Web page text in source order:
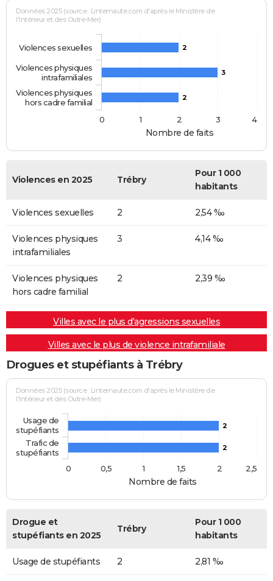
Nombre de faits
Données 2025 (source : Linternaute.com d'après le Ministère de
l'Intérieur et des Outre-Mer)
2
3
2
Violences sexuelles
Violences physiques
intrafamiliales
Violences physiques
hors cadre familial
0
1 2 3 4
Violences en 2025 Trébry
Pour 1 000
habitants
Violences sexuelles 2 2,54 ‰
Violences physiques
intrafamiliales
3 4,14 ‰
Violences physiques
hors cadre familial
2 2,39 ‰
Villes avec le plus d'agressions sexuelles
Villes avec le plus de violence intrafamiliale
Drogues et stupéfiants à Trébry
Nombre de faits
Données 2025 (source : Linternaute.com d'après le Ministère de
l'Intérieur et des Outre-Mer)
2
2
Usage de
stupéfiants
Trafic de
stupéfiants
0
0,5 1 1,5 2 2,5
Drogue et
stupéfiants en 2025
Trébry
Pour 1 000
habitants
Usage de stupéfiants 2 2,81 ‰